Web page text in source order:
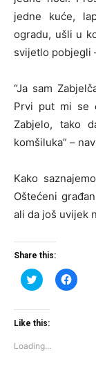
jedne kuće,
ogradu, ušli u
svijetlo pobjegli
“Ja sam
Prvi put mi se
Zabjelo, tako
komšiluka” –
Kako
Oštećeni
ali da još uvijek
Share this:
Click
to
Twitter
(Opens
window)
Click
to
Like this:
Loading...